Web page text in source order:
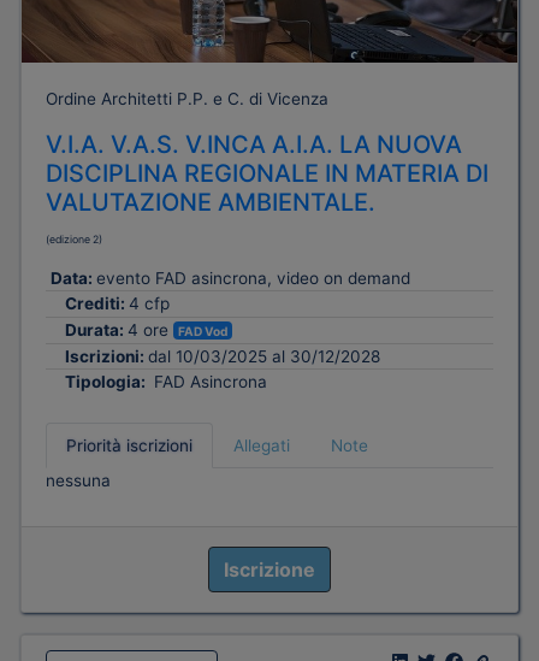
Ordine Architetti P.P. e C. di Vicenza
V.I.A. V.A.S. V.INCA A.I.A. LA NUOVA
DISCIPLINA REGIONALE IN MATERIA DI
VALUTAZIONE AMBIENTALE.
(edizione 2)
Data: evento FAD asincrona, video on demand
Crediti: 4 cfp
Durata: 4 ore FAD Vod
Iscrizioni: dal 10/03/2025 al 30/12/2028
Tipologia: FAD Asincrona
Priorità iscrizioni Allegati
Note
nessuna
Iscrizione